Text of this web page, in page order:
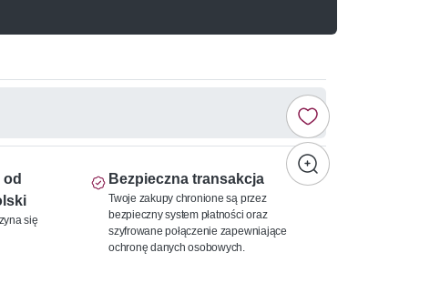
od
się
Bezpieczna transakcja
Twoje zakupy chronione są przez
bezpieczny system płatności oraz
szyfrowane połączenie zapewniające
ochronę danych osobowych.